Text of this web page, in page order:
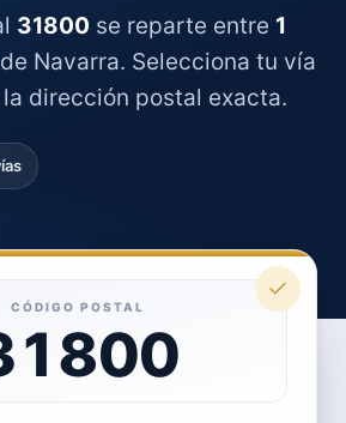
31800 se reparte entre 1
de Navarra. Selecciona tu vía
dirección postal exacta.
CÓDIGO POSTAL